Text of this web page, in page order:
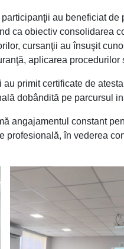
au beneficiat
ca obiectiv consolidarea
cursanţii au însuşit
aplicarea procedurilor
primit certificate de
dobândită pe parcursul
angajamentul constant
profesională, în vederea